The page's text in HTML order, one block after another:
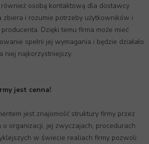
osobą kontaktową dla dostawcy
zbiera i rozumie potrzeby użytkowników i
Dzięki temu firma może mieć
spełni jej wymagania i będzie działało
niej najkorzystniejszy.
jest cenna!
jest znajomość struktury firmy przez
organizacji, jej zwyczajach, procedurach
w świecie realiach firmy pozwoli